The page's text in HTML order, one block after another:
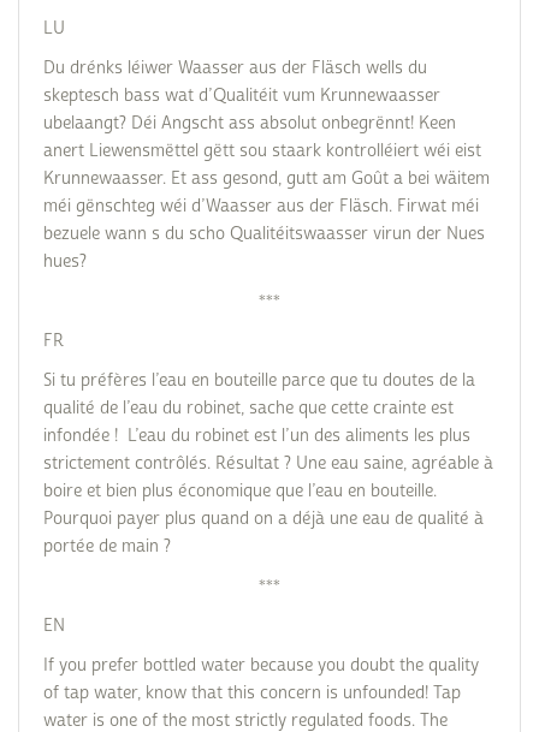
LU
Du drénks léiwer Waasser aus der Fläsch wells du
skeptesch bass wat d’Qualitéit vum Krunnewaasser
ubelaangt? Déi Angscht ass absolut onbegrënnt! Keen
anert Liewensmëttel gëtt sou staark kontrolléiert wéi eist
Krunnewaasser. Et ass gesond, gutt am Goût a bei wäitem
méi gënschteg wéi d’Waasser aus der Fläsch. Firwat méi
bezuele wann s du scho Qualitéitswaasser virun der Nues
hues?
***
FR
Si tu préfères l’eau en bouteille parce que tu doutes de la
qualité de l’eau du robinet, sache que cette crainte est
infondée ! L’eau du robinet est l’un des aliments les plus
strictement contrôlés. Résultat ? Une eau saine, agréable à
boire et bien plus économique que l’eau en bouteille.
Pourquoi payer plus quand on a déjà une eau de qualité à
portée de main ?
***
EN
If you prefer bottled water because you doubt the quality
of tap water, know that this concern is unfounded! Tap
water is one of the most strictly regulated foods. The